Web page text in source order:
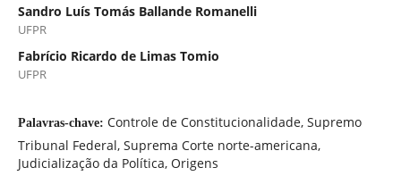
Sandro Luís Tomás Ballande Romanelli
UFPR
Fabrício Ricardo de Limas Tomio
UFPR
Palavras-chave: Controle de Constitucionalidade, Supremo
Tribunal Federal, Suprema Corte norte-americana,
Judicialização da Política, Origens